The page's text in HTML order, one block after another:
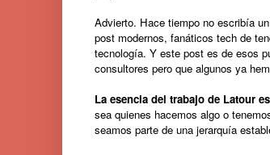
Advierto. Hace tiempo no escribía
post modernos, fanáticos tech de
tecnología. Y este post es de esos
consultores pero que algunos ya
La esencia del trabajo de Latour
sea quienes hacemos algo o
seamos parte de una jerarquía